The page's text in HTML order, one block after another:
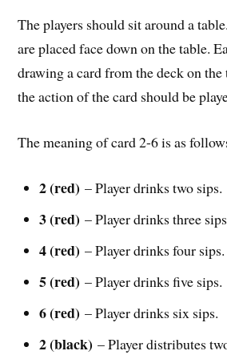
The players should sit around a
are placed face down on the table.
drawing a card from the deck on the
the action of the card should be
The meaning of card 2-6 is as
2 (red) – Player drinks two sips.
3 (red)– Player drinks three
4 (red) – Player drinks four sips.
5 (red) – Player drinks five sips.
6 (red) – Player drinks six sips.
2 (black) – Player distributes